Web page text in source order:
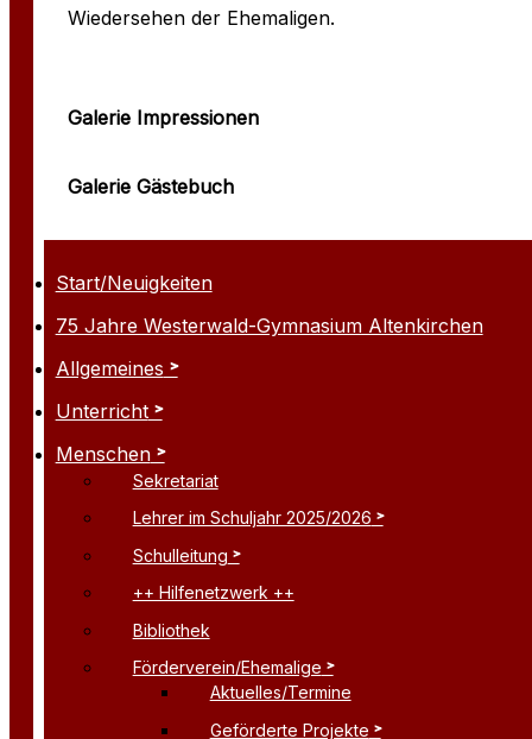
Start/Neuigkeiten
75 Jahre Westerwald-Gymnasium Altenkirchen
Allgemeines
Unterricht
Menschen
Sekretariat
Lehrer im Schuljahr 2025/2026
Schulleitung
++ Hilfenetzwerk ++
Bibliothek
Förderverein/Ehemalige
Aktuelles/Termine
Geförderte Projekte
Wiedersehen der Ehemaligen.
Galerie Impressionen
Galerie Gästebuch